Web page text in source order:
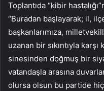
Toplantıda “kibir
“Buradan başlayarak; il,
başkanlarımıza,
uzanan bir sıkıntıyla karşı
sinesinden doğmuş bir
vatandaşla arasına
olursa olsun bu partide hiç